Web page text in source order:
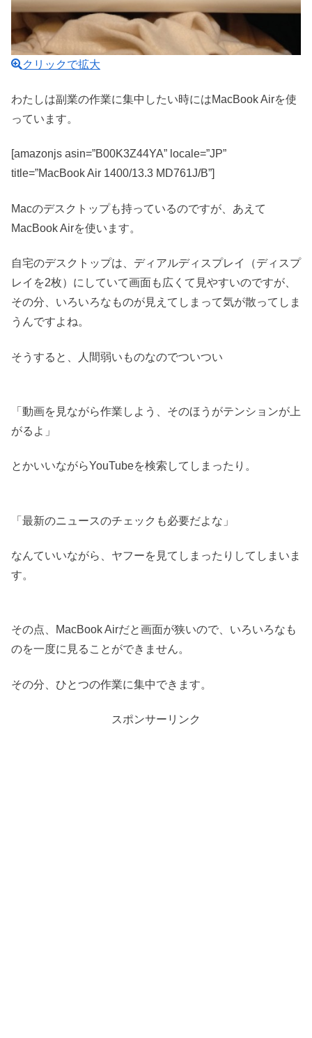
クリックで拡大
わたしは副業の作業に集中したい時にはMacBook Airを使
っています。
[amazonjs asin=”B00K3Z44YA” locale=”JP”
title=”MacBook Air 1400/13.3 MD761J/B”]
Macのデスクトップも持っているのですが、あえて
MacBook Airを使います。
自宅のデスクトップは、ディアルディスプレイ（ディスプ
レイを2枚）にしていて画面も広くて見やすいのですが、
その分、いろいろなものが見えてしまって気が散ってしま
うんですよね。
そうすると、 人間弱いものなのでついつい
「動画を見ながら作業しよう、そのほうがテンションが上
がるよ」
とかいいながらYouTubeを検索してしまったり。
「最新のニュースのチェックも必要だよな」
なんていいながら、ヤフーを見てしまったりしてしまいま
す。
その点、MacBook Airだと画面が狭いので、いろいろなも
のを一度に見ることができません。
その分、ひとつの作業に集中できます。
スポンサーリンク